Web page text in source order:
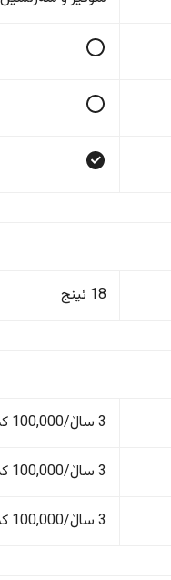
18 ئینج
3 ساڵ/100,000 کم
3 ساڵ/100,000 کم
3 ساڵ/100,000 کم